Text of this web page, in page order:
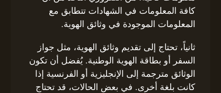
كافة المعلومات في الشهادات تتطابق مع
المعلومات الموجودة في وثائق الهوية.
ثانياً، تحتاج إلى تقديم وثائق الهوية، مثل جواز
السفر أو بطاقة الهوية الوطنية. يُفضل أن تكون
الوثائق مترجمة إلى الإنجليزية أو الفرنسية إذا
كانت بلغة أخرى. في بعض الحالات، قد تحتاج